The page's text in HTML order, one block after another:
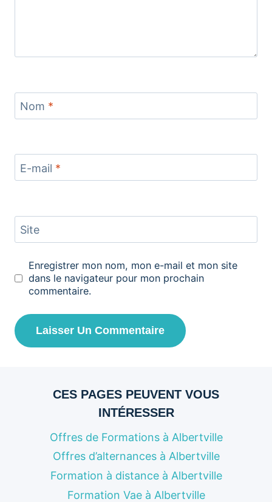
Nom *
E-mail *
Site
Enregistrer mon nom, mon e-mail et mon site
dans le navigateur pour mon prochain
commentaire.
CES PAGES PEUVENT VOUS
INTÉRESSER
Offres de Formations à Albertville
Offres d’alternances à Albertville
Formation à distance à Albertville
Formation Vae à Albertville